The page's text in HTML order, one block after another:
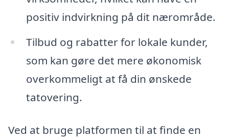
positiv indvirkning på dit nærområde.
Tilbud og rabatter for lokale kunder,
som kan gøre det mere økonomisk
overkommeligt at få din ønskede
tatovering.
Ved at bruge platformen til at finde en